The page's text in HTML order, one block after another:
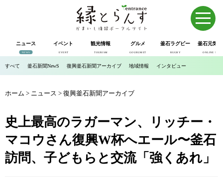
ニュース
NEWS
イベント
EVENT
観光情報
TOURISM
グルメ
GOURUMET
釜石ラグビー
RUGBY
釜石元気
ONLINE SHOP
すべて 釜石新聞NewS 復興釜石新聞アーカイブ 地域情報 インタビュー
ホーム > ニュース > 復興釜石新聞アーカイブ
史上最高のラガーマン、リッチー・
マコウさん復興W杯へエール〜釜石
訪問、子どもらと交流「強くあれ」